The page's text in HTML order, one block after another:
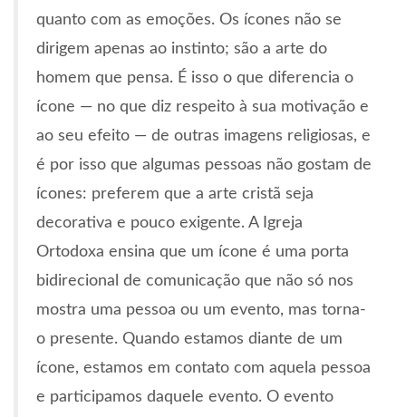
quanto com as emoções. Os ícones não se
dirigem apenas ao instinto; são a arte do
homem que pensa. É isso o que diferencia o
ícone — no que diz respeito à sua motivação e
ao seu efeito — de outras imagens religiosas, e
é por isso que algumas pessoas não gostam de
ícones: preferem que a arte cristã seja
decorativa e pouco exigente. A Igreja
Ortodoxa ensina que um ícone é uma porta
bidirecional de comunicação que não só nos
mostra uma pessoa ou um evento, mas torna-
o presente. Quando estamos diante de um
ícone, estamos em contato com aquela pessoa
e participamos daquele evento. O evento